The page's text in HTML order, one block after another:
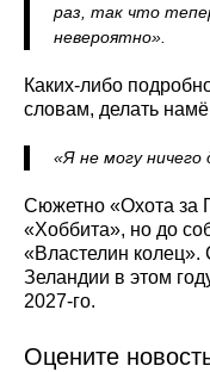
раз, так что
невероятно».
Каких-либо
словам, делать
«Я не могу ничего
Сюжетно «Охота за
«Хоббита», но до
«Властелин
Зеландии в этом
2027‑го.
Оцените